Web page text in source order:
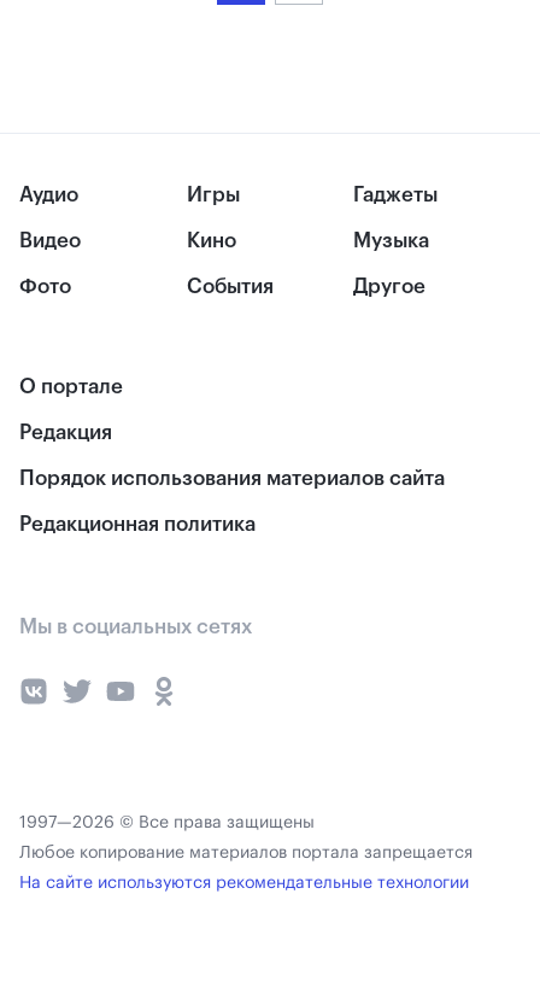
Аудио
Видео
Фото
Игры
Кино
События
Гаджеты
Музыка
Другое
О портале
Редакция
Порядок использования материалов сайта
Редакционная политика
Мы в социальных сетях
1997—2026 © Все права защищены
Любое копирование материалов портала запрещается
На сайте используются рекомендательные технологии